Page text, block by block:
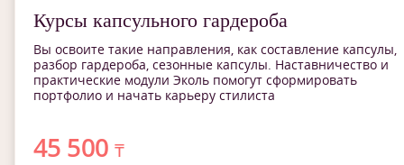
Курсы капсульного гардероба
Вы освоите такие направления, как составление капсулы,
разбор гардероба, сезонные капсулы. Наставничество и
практические модули Эколь помогут сформировать
портфолио и начать карьеру стилиста
45 500₸